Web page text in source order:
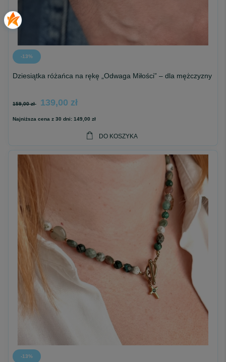
-13%
Dziesiątka różańca na rękę „Odwaga Miłości” – dla mężczyzny
159,00 zł 139,00 zł
Najniższa cena z 30 dni: 149,00 zł
DO KOSZYKA
-13%